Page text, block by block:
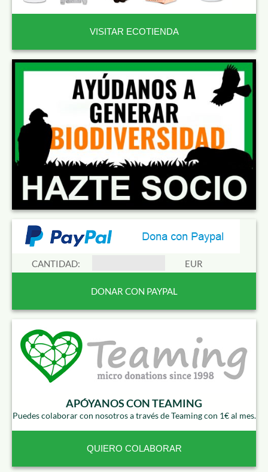
VISITAR ECOTIENDA
CANTIDAD: EUR
APÓYANOS CON TEAMING
Puedes colaborar con nosotros a través de Teaming con 1€ al mes.
QUIERO COLABORAR